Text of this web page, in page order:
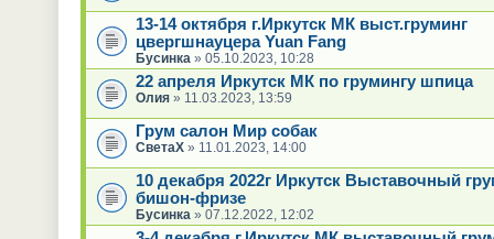
13-14 октября г.Иркутск МК выст.груминг
цвергшнауцера Yuan Fang
Бусинка » 05.10.2023, 10:28
22 апреля Иркутск МК по грумингу шпица
Олия» 11.03.2023, 13:59
Грум салон Мир собак
СветаХ» 11.01.2023, 14:00
10 декабря 2022г Иркутск Выставочный
бишон-фризе
Бусинка » 07.12.2022, 12:02